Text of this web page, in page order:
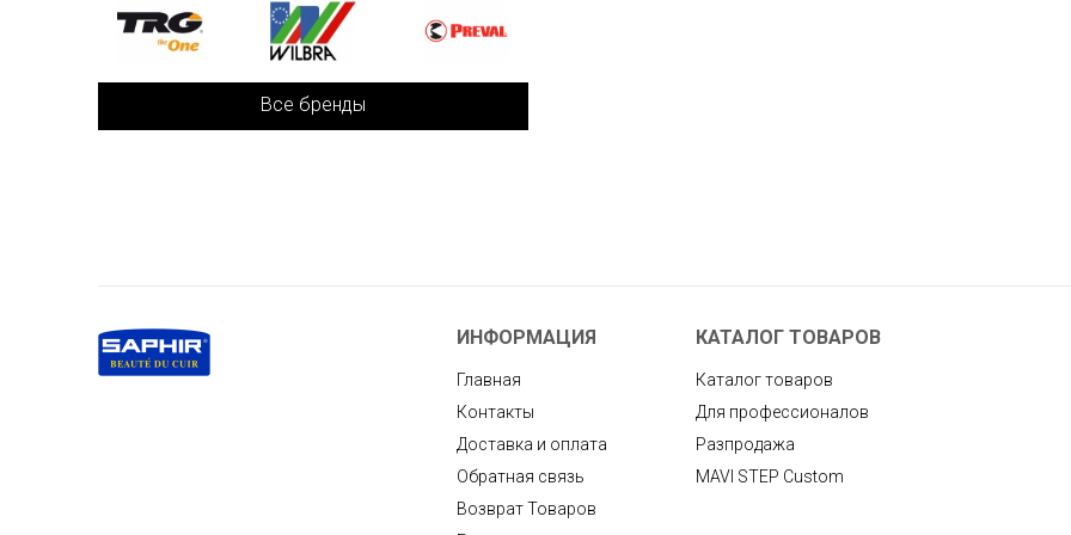
Все бренды
ИНФОРМАЦИЯ
Главная
Контакты
Доставка и оплата
Обратная связь
Возврат Товаров
КАТАЛОГ ТОВАРОВ
Каталог товаров
Для профессионалов
Разпродажа
MAVI STEP Custom